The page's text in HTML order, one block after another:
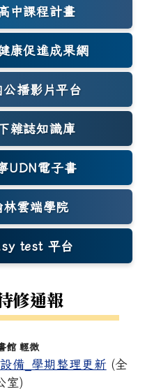
限公司誠邀貴校教職員工
中課程計畫
康促進成果網
(另開新視窗)
公播影片平台
雜誌知識庫
(另開新視窗)
UDN電子書
林雲端學院
test 平台
(另開新視窗)
修通報
館 輕微
備_學期整理更新 (全
室)